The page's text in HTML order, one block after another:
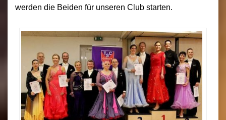
werden die Beiden für unseren Club starten.